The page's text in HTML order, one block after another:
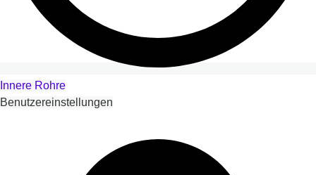
Innere Rohre
Benutzereinstellungen